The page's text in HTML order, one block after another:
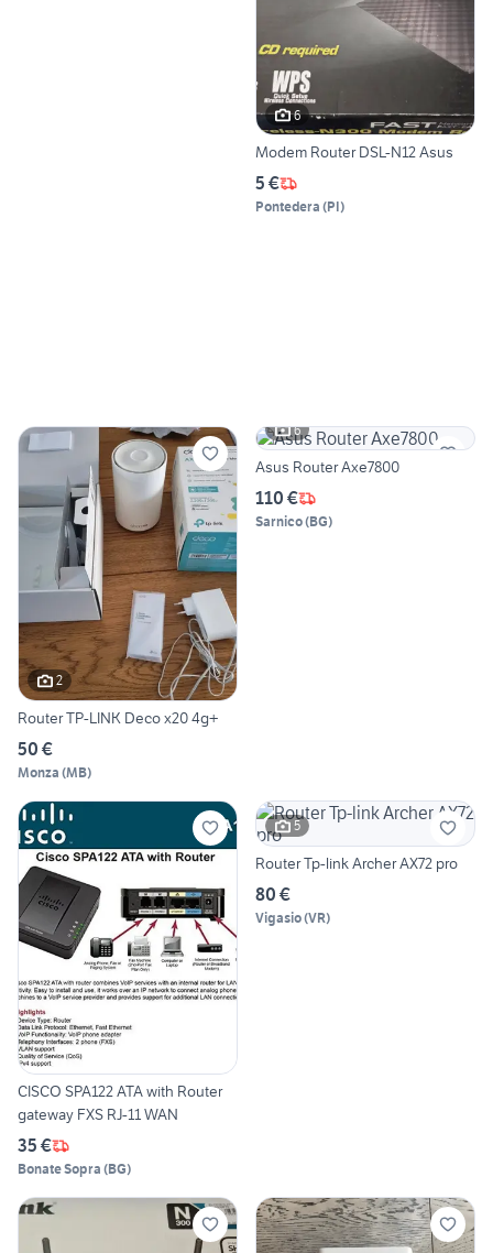
6
Modem Router DSL-N12 Asus
5 €
Pontedera (PI)
2
Router TP-LINK Deco x20 4g+
50 €
Monza (MB)
6
Asus Router Axe7800
110 €
Sarnico(BG)
CISCO SPA122 ATA with Router
gateway FXS RJ-11 WAN
35 €
Bonate Sopra (BG)
5
Router Tp-link Archer AX72 pro
80 €
Vigasio(VR)